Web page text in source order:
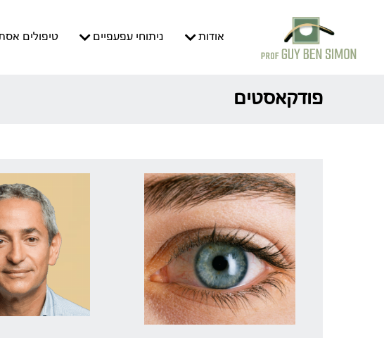
אודות ניתוחי עפעפיים טיפולים
פודקאסטים